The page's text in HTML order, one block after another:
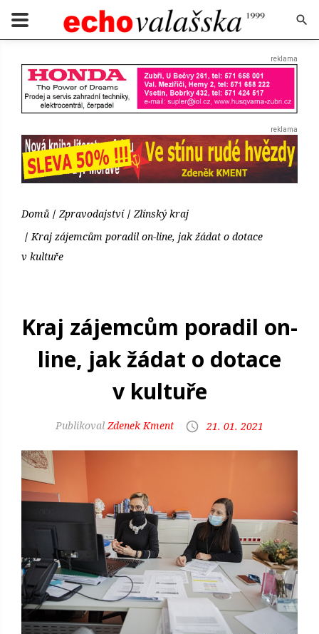
Domů Zpravodajství
Zlínský kraj
Kraj zájemcům poradil on-line, jak žádat o dotace
v kultuře
Kraj zájemcům poradil on-
line, jak žádat o dotace
v kultuře
Zdenek Kment 21. 01. 2021